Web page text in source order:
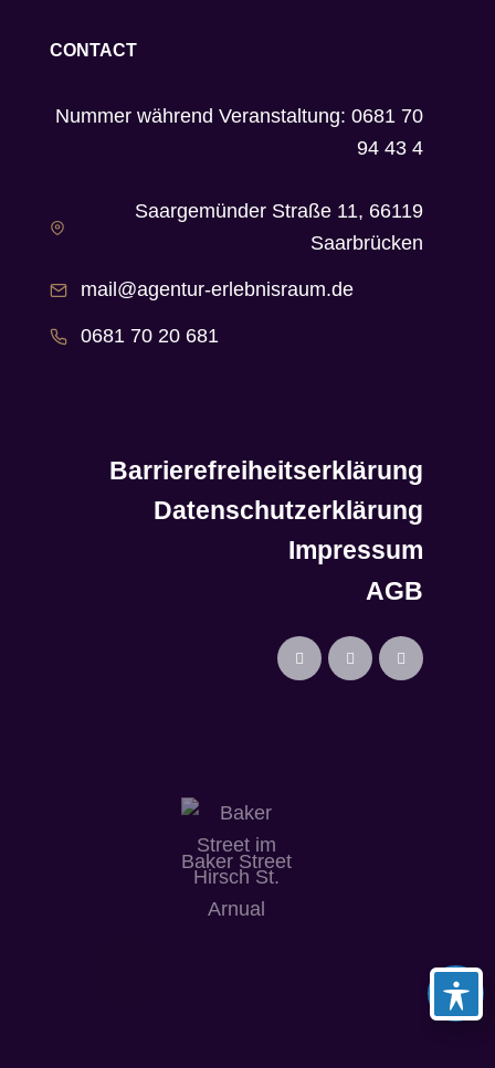
CONTACT
Nummer während Veranstaltung: 0681 70
94 43 4
Saargemünder Straße 11, 66119
Saarbrücken
mail@agentur-erlebnisraum.de
0681 70 20 681
Barrierefreiheitserklärung
Datenschutzerklärung
Impressum
AGB
Baker Street